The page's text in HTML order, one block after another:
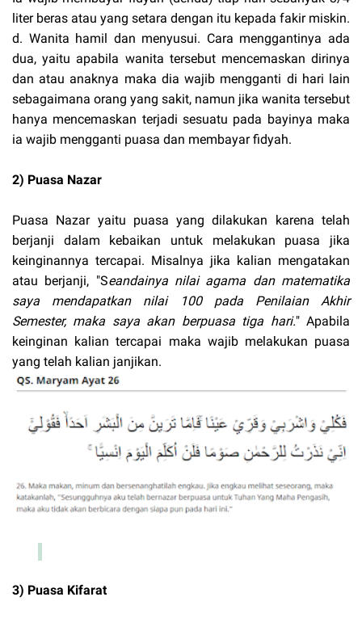
liter beras atau yang setara dengan itu kepada fakir miskin.
d. Wanita hamil dan menyusui. Cara menggantinya ada
dua, yaitu apabila wanita tersebut mencemaskan dirinya
dan atau anaknya maka dia wajib mengganti di hari lain
sebagaimana orang yang sakit, namun jika wanita tersebut
hanya mencemaskan terjadi sesuatu pada bayinya maka
ia wajib mengganti puasa dan membayar fidyah.
2) Puasa Nazar
Puasa Nazar yaitu puasa yang dilakukan karena telah
berjanji dalam kebaikan untuk melakukan puasa jika
keinginannya tercapai. Misalnya jika kalian mengatakan
atau berjanji, "Seandainya nilai agama dan matematika
saya mendapatkan nilai 100 pada Penilaian Akhir
Semester, maka saya akan berpuasa tiga hari." Apabila
keinginan kalian tercapai maka wajib melakukan puasa
yang telah kalian janjikan.
3) Puasa Kifarat